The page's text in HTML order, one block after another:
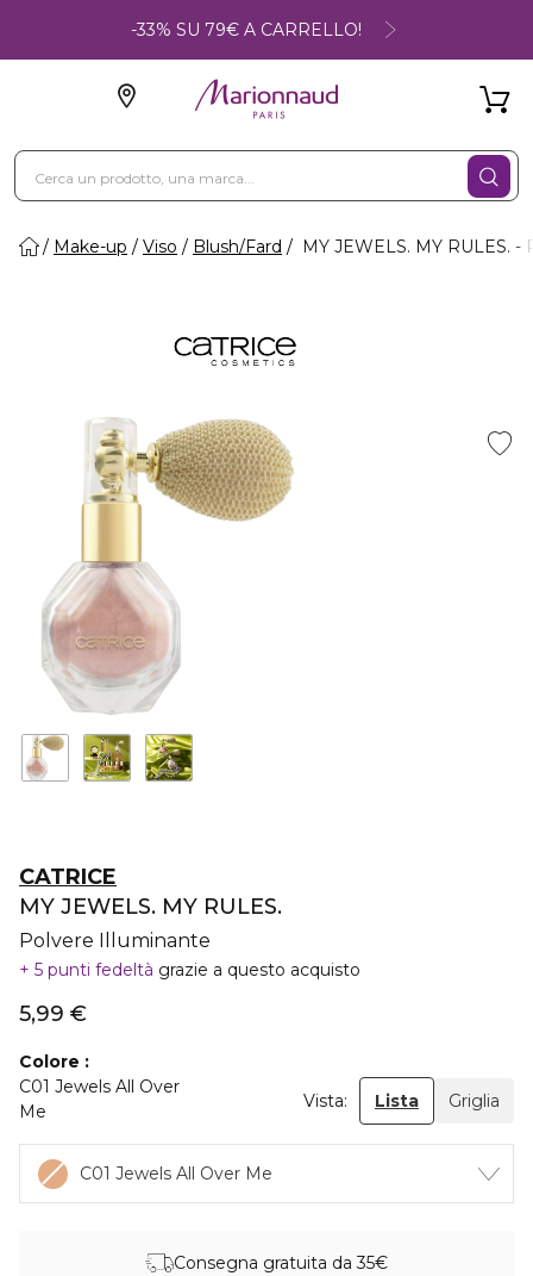
-33% SU 79€ A CARRELLO!
Make-up Viso Blush/Fard MY JEWELS. MY RULES.
CATRICE
MY JEWELS. MY RULES.
Polvere Illuminante
5 punti fedeltà grazie a questo acquisto
5,99 €
Colore
C01 Jewels All Over
Me
Vista: Lista Griglia
C01 Jewels All Over Me
Consegna gratuita da 35€